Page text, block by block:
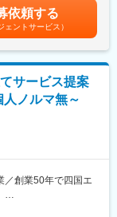
ら当日の進行、装
やさしさで、人の
ますが、見学をしに
をする最後の瞬間
価値提供したいと
。
の集合研修に参加
から模擬演習まで
社後は約半年間ト
す。月間20時間の
■昇給:年2回■賞与:
考を通じて上下する
めた表記です。
依頼する
ェントサービス）
サービス提案
ノルマ無～
／創業50年で四国エ